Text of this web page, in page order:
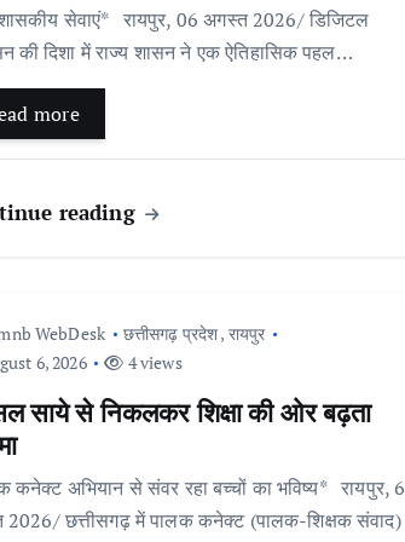
सेवाएं* रायपुर, 06 अगस्त 2026/ डिजिटल
की दिशा में राज्य शासन ने एक ऐतिहासिक पहल…
more
reading
WebDesk छत्तीसगढ़ प्रदेश, रायपुर
6, 2026
4 views
साये से निकलकर शिक्षा की ओर बढ़ता
कनेक्ट अभियान से संवर रहा बच्चों का भविष्य* रायपुर, 6
2026/ छत्तीसगढ़ में पालक कनेक्ट (पालक-शिक्षक संवाद)